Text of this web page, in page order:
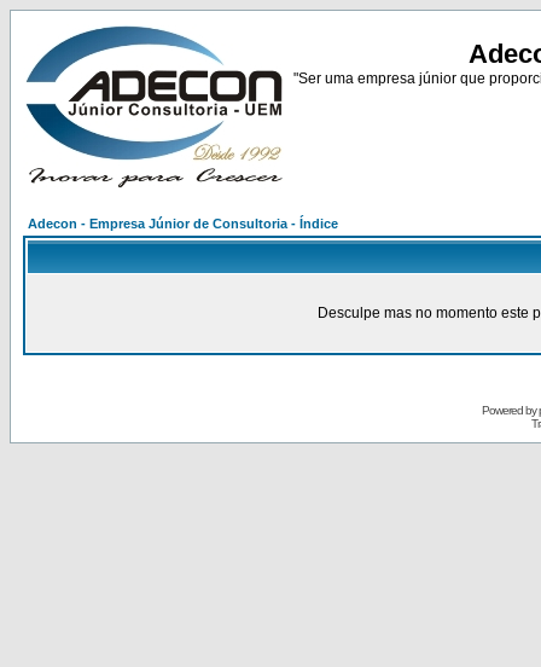
"Ser uma empresa júnior que
Adecon - Empresa Júnior de Consultoria - Índice
Desculpe mas no momento este
Powered by